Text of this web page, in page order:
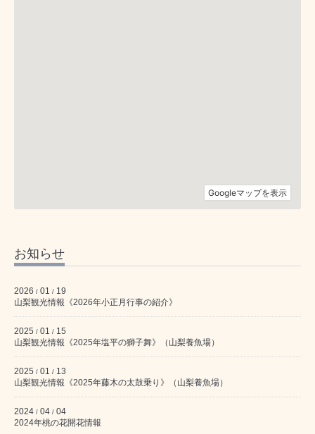
お知らせ
2026 / 01 / 19
山梨観光情報《2026年小正月行事の紹介》
2025 / 01 / 15
山梨観光情報《2025年塩平の獅子舞》（山梨養魚場）
2025 / 01 / 13
山梨観光情報《2025年藤木の太鼓乗り》（山梨養魚場）
2024 / 04 / 04
2024年桃の花開花情報